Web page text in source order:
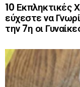
10 Εκπληκτικές
εύχεστε να
την 7η οι